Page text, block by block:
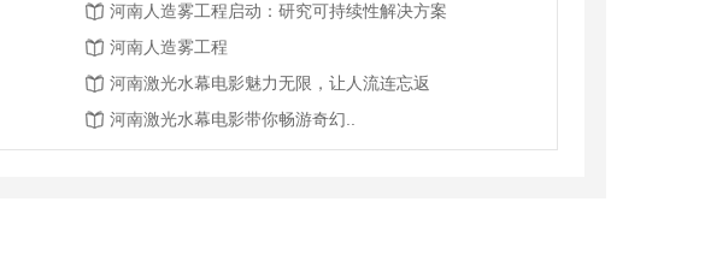
河南人造雾工程启动：研究可持续性解决方案
河南人造雾工程
河南激光水幕电影魅力无限，让人流连忘返
河南激光水幕电影带你畅游奇幻..